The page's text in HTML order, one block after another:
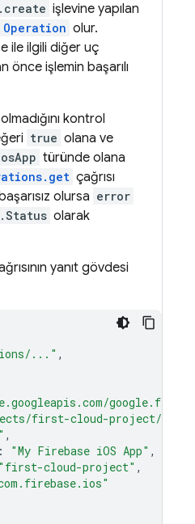
işlevine yapılan
Operation olur.
ile ilgili diğer uç
önce işlemin başarılı
kontrol
true olana ve
türünde olana
çağrısı
olursa error
olarak
yanıt gövdesi
..." ,
first-cloud-project/
,
: "My Firebase iOS App" ,
"first-cloud-project" ,